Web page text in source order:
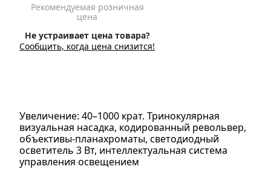
Рекомендуемая розничная
цена
Не устраивает цена товара?
Сообщить, когда цена снизится!
Увеличение: 40–1000 крат. Тринокулярная
визуальная насадка, кодированный револьвер,
объективы-планахроматы, светодиодный
осветитель 3 Вт, интеллектуальная система
управления освещением